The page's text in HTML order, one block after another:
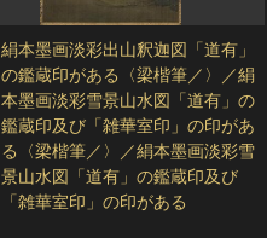
絹本墨画淡彩出山釈迦図「道有」
の鑑蔵印がある〈梁楷筆／〉／絹
本墨画淡彩雪景山水図「道有」の
鑑蔵印及び「雑華室印」の印があ
る〈梁楷筆／〉／絹本墨画淡彩雪
景山水図「道有」の鑑蔵印及び
「雑華室印」の印がある